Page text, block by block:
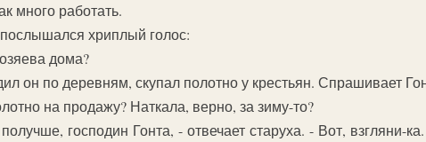
много работать.
хриплый голос:
дома?
он по деревням, скупал полотно у крестьян. Спрашивает
на продажу? Наткала, верно, за зиму-то?
господин Гонта, - отвечает старуха. - Вот, взгляни-